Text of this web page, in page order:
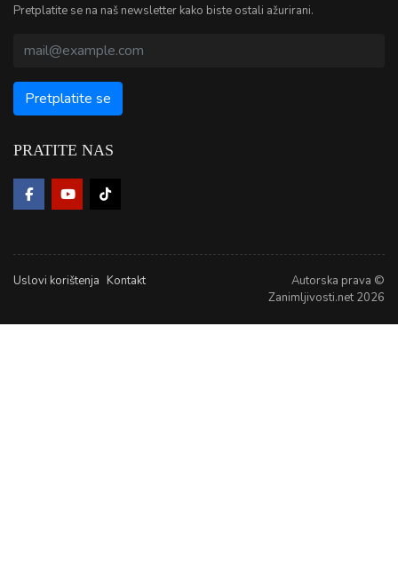
Pretplatite se na naš newsletter kako biste ostali ažurirani.
PRATITE NAS
Uslovi korištenja Kontakt
Autorska prava ©
Zanimljivosti.net 2026